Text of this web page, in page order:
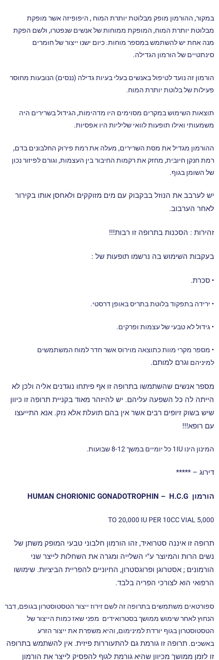
במקור, ההורמון מופק מבלוטת יותרת המוח , היפופיזה אשר מופקת
מבלוטת יותרת המוח, המופקת ממוחות של אנשים שנפטרו, ולשם הפקת
מנה אחת יש להשתמש במספר מוחות. כיום ישנו ייצור של חומרים
סינתטיים של הורמון הגדילה.
הורמון זה נועד לטיפול באנשים בעלי בעיות גדילה (ננסים) הנובעות מחוסר
פעילות של בלוטת יותרת המוח.
תוצאות השימוש במקרים מסוימים היו מדהימות, הגידול בשרירים היה
משמעותי ואילו תופעות לוואי שליליות היו אפסיות.
ההורמון מגדיל את מסת השרירים, מעלה את רמת פירוק החלבונים בדם,
רמת חנקן חיובית, מחזק את רקמות החיבור בין העצמות, וגורם לפיזור נכון
של השומן בגוף.
יש לערבב את הנוזל בבקבוק עם מים מזוקקים ולאחסן אותו בקירור
לאחר הערבוב.
זהירות : הסכנות בתרופה זו רבות!!!
בעקבות השימוש בה נרשמו תופעות של :
• סכרת.
• ירידה בתפקוד בלוטת בתריס באופן דרסטי.
• גידול לא טבעי של עצמות ופרקים.
• מספר מקרי מוות כתוצאה מוירוס אשר חדר למוח המשתמשים
למיניהם וגרם למותם.
מספר אנשים שהשתמשו בתרופה זו אף פיתחו נוגדנים אליה ולכן לא
הייתה לה כל השפעה עליהם. יש להיזהר מאוד בקניית תרופה זו כיוון
שיש בשוק זיופים רבים אשר אין בהם תועלת אלא נזק. אנא התייעצו
עם רופא!!!
המינון הינו 1IU כל יומיים במשך 8-12 שבועות.
דירוג – *****
הורמון HUMAN CHORIONIC GONADOTROPHIN – H.C.G
5,000 TO 20,000 IU PER 10CC VIAL
תרופה זו איננה סטרואיד, זהו הורמון חלבוני טבעי המופק משתן של
נשים הרות והמיוצר ע"י השלייה ומגרה את השחלות לייצר שני
הורמונים ; אסטרוגן ופרוגסטרון, החיוניים להפריית הביציות. שימושו
הרפואי הוא לצורכי הפריה בלבד.
ספורטאים משתמשים בתרופה זה לשם זירוז ייצור הטסטוסטרון בגופם, דבר
הנחוץ לאחר שימוש ממושך בסטרואידים מפני שאז כמות הייצור של
הטסטוסטרון בגוף יורדת למינימום, והיא משפרת את ייצור הזרע
באשכים. תרופה זו גורמת גם להתעוררות פיזית. אין להשתמש בתרופה
זו לזמן ממושך מכיוון שהיא גורמת לגוף להפסיק לייצר את הורמון